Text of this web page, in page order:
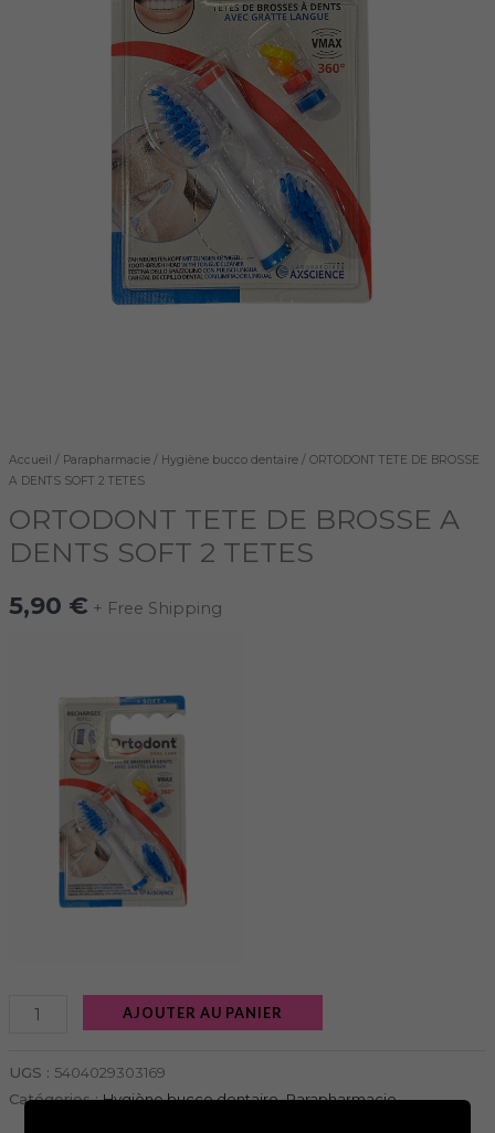
Accueil / Parapharmacie/ Hygiène bucco dentaire/ ORTODONT TETE DE BROSSE
A DENTS SOFT 2 TETES
ORTODONT TETE DE BROSSE A
DENTS SOFT 2 TETES
5,90 € + Free Shipping
AJOUTER AU PANIER
UGS : 5404029303169
Catégories :Hygiène bucco dentaire,Parapharmacie